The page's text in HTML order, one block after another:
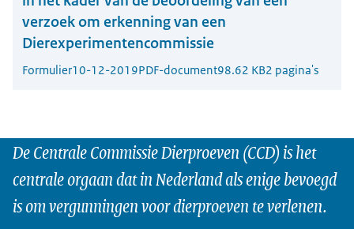
verzoek om erkenning van een
Dierexperimentencommissie
Formulier10-12-2019PDF-document98.62 KB2 pagina's
De Centrale Commissie Dierproeven (CCD) is het
centrale orgaan dat in Nederland als enige bevoegd
is om vergunningen voor dierproeven te verlenen.